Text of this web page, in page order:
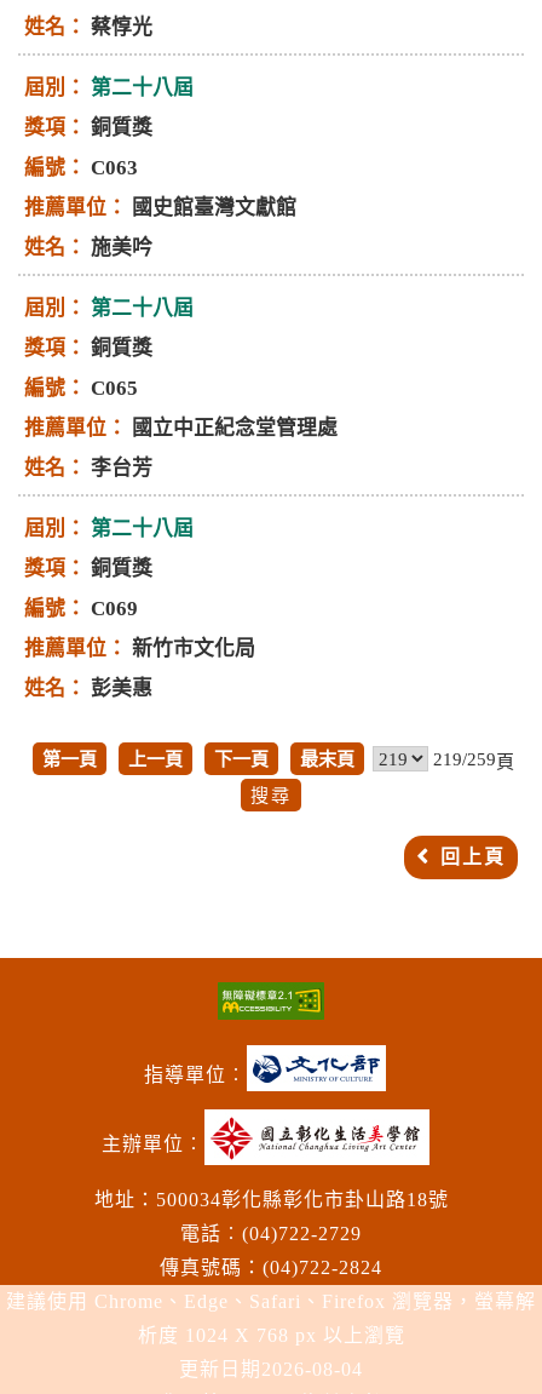
蔡惇光
第二十八屆
銅質獎
C063
國史館臺灣文獻館
施美吟
第二十八屆
銅質獎
C065
國立中正紀念堂管理處
李台芳
第二十八屆
銅質獎
C069
新竹市文化局
彭美惠
第一頁 上一頁 下一頁 最末頁 219/259頁
回上頁
指導單位︰
主辦單位︰
地址：500034彰化縣彰化市卦山路18號
電話︰(04)722-2729
傳真號碼：(04)722-2824
建議使用 Chrome、Edge、Safari、Firefox 瀏覽器，螢幕解
析度 1024 X 768 px 以上瀏覽
更新日期 2026-08-04